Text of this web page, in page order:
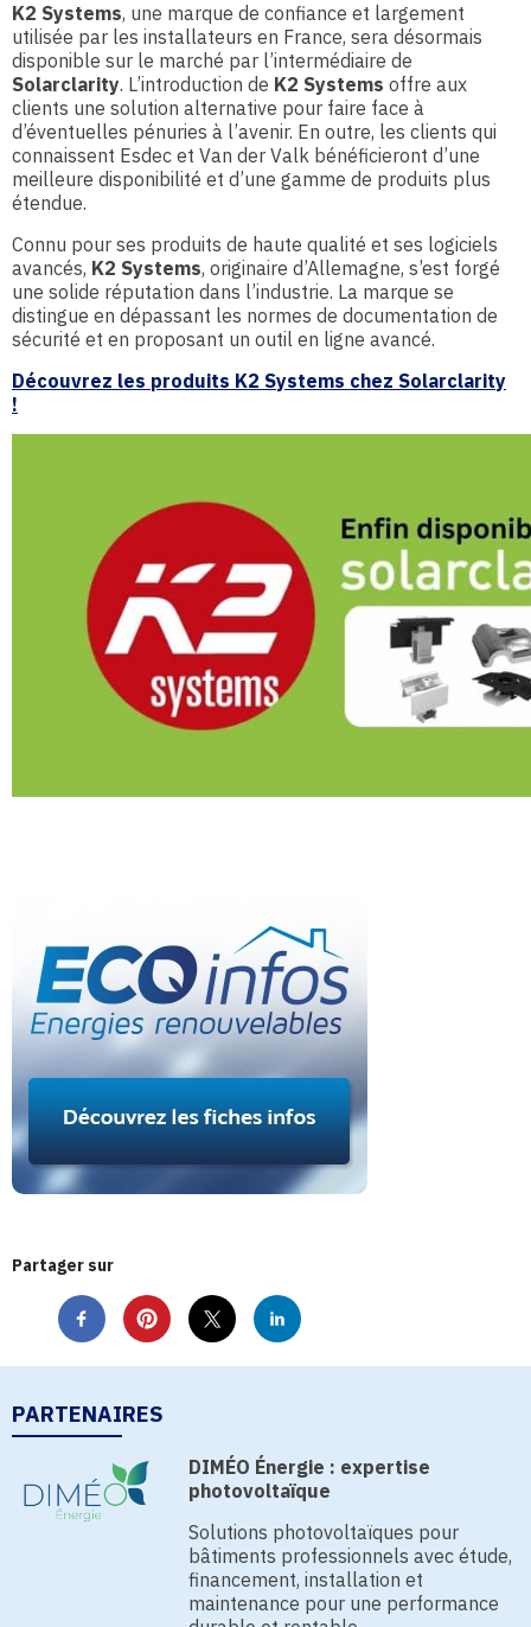
K2 Systems, une marque de confiance et largement
utilisée par les installateurs en France, sera désormais
disponible sur le marché par l’intermédiaire de
Solarclarity. L’introduction de K2 Systems offre aux
clients une solution alternative pour faire face à
d’éventuelles pénuries à l’avenir. En outre, les clients qui
connaissent Esdec et Van der Valk bénéficieront d’une
meilleure disponibilité et d’une gamme de produits plus
étendue.
Connu pour ses produits de haute qualité et ses logiciels
avancés, K2 Systems, originaire d’Allemagne, s’est forgé
une solide réputation dans l’industrie. La marque se
distingue en dépassant les normes de documentation de
sécurité et en proposant un outil en ligne avancé.
Découvrez les produits K2 Systems chez Solarclarity
!
Partager sur
PARTENAIRES
DIMÉO Énergie : expertise
photovoltaïque
Solutions photovoltaïques pour
bâtiments professionnels avec étude,
financement, installation et
maintenance pour une performance